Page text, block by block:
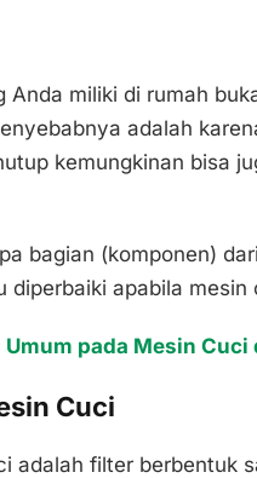
Anda miliki di rumah
adalah
kemungkinan bisa
bagian (komponen)
diperbaiki apabila
Umum pada Mesin
Cuci
adalah filter berbentuk